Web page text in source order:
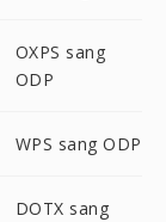
OXPS sang
ODP
WPS sang ODP
DOTX sang